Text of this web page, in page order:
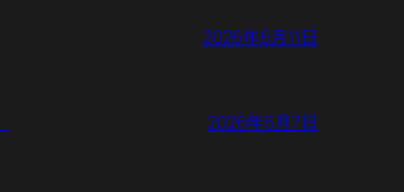
2026年6月11日
2026年5月7日